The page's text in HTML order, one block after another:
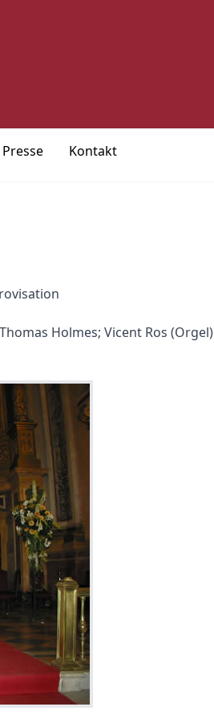
Presse Kontakt
Holmes; Vicent Ros (Orgel)